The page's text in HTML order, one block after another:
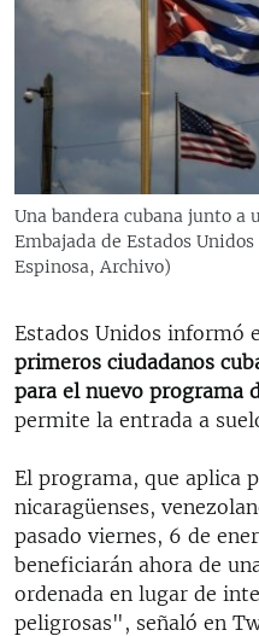
RADIO MARTÍ
ESPECIALES
ESPECIALES
LA REALIDAD DE LA
KENTU-CUBANO
DESINFORMACIÓN RUSA
LA INVASIÓN DE RUSIA A
MULTIMEDIA
SÍGUENOS
Una bandera cubana junto a
Embajada de Estados
Espinosa, Archivo)
Estados Unidos informó
primeros ciudadanos
para el nuevo programa
permite la entrada a
El programa, que aplica
nicaragüenses,
pasado viernes, 6 de
beneficiarán ahora de
ordenada en lugar de
peligrosas", señaló en